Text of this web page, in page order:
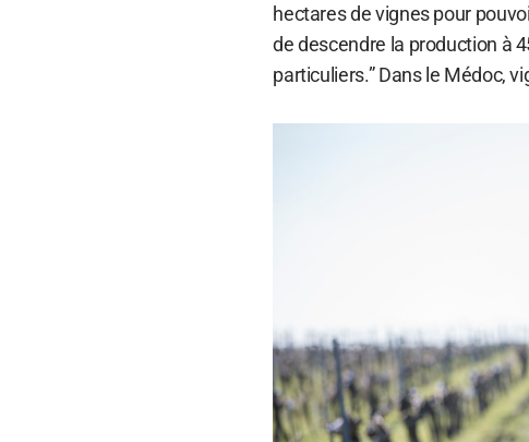
hectares de vignes pour
de descendre la production à
particuliers.” Dans le Médoc,